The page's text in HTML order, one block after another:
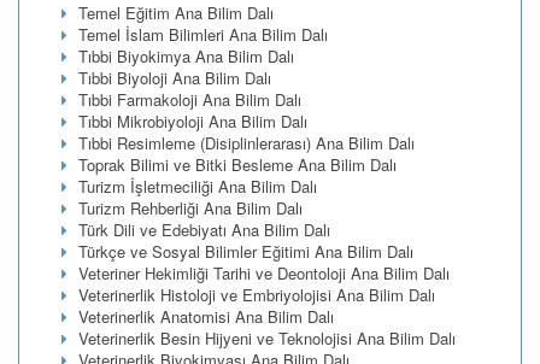
Temel Eğitim Ana Bilim Dalı
Temel İslam Bilimleri Ana Bilim Dalı
Tıbbi Biyokimya Ana Bilim Dalı
Tıbbi Biyoloji Ana Bilim Dalı
Tıbbi Farmakoloji Ana Bilim Dalı
Tıbbi Mikrobiyoloji Ana Bilim Dalı
Tıbbi Resimleme (Disiplinlerarası) Ana Bilim Dalı
Toprak Bilimi ve Bitki Besleme Ana Bilim Dalı
Turizm İşletmeciliği Ana Bilim Dalı
Turizm Rehberliği Ana Bilim Dalı
Türk Dili ve Edebiyatı Ana Bilim Dalı
Türkçe ve Sosyal Bilimler Eğitimi Ana Bilim Dalı
Veteriner Hekimliği Tarihi ve Deontoloji Ana Bilim Dalı
Veterinerlik Histoloji ve Embriyolojisi Ana Bilim Dalı
Veterinerlik Anatomisi Ana Bilim Dalı
Veterinerlik Besin Hijyeni ve Teknolojisi Ana Bilim Dalı